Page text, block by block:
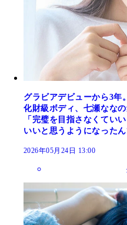
グラビアデビューから3年
化財級ボディ、七瀬なな
「完璧を目指さなくてい
いいと思うようになったん
2026年05月24日 13:00